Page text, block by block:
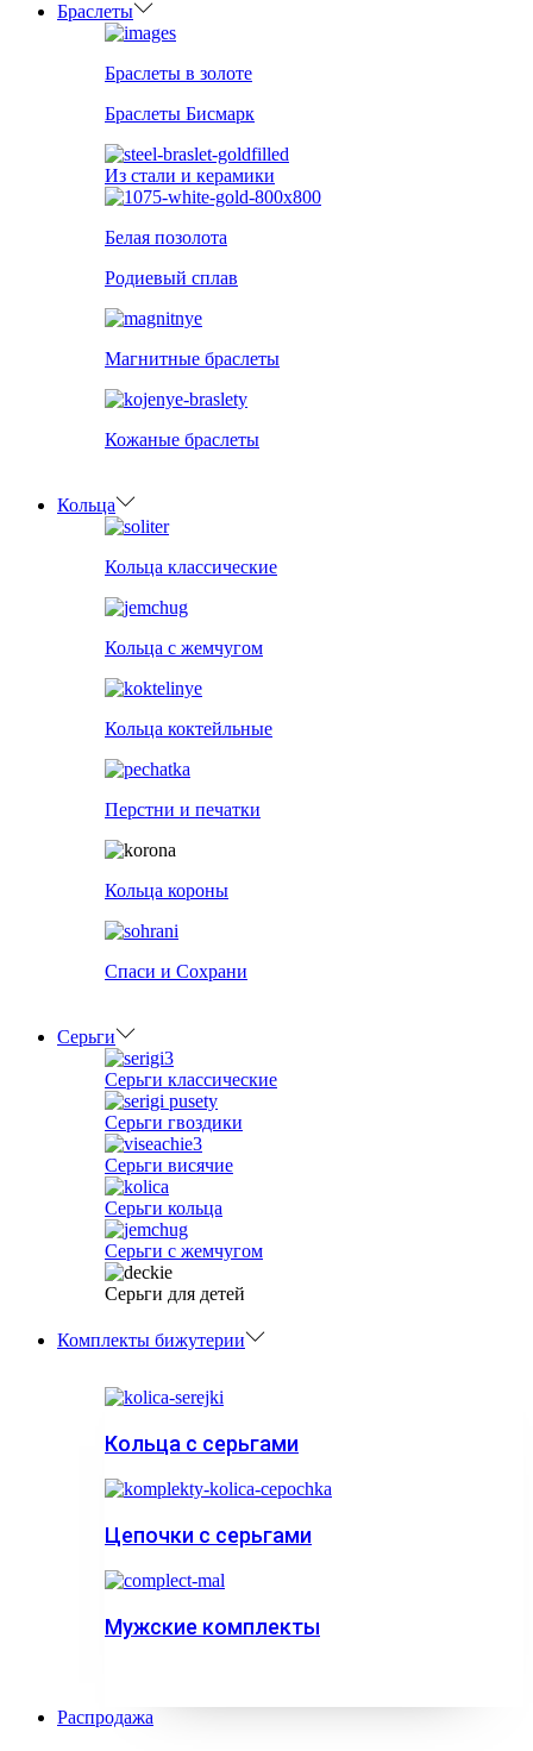
Браслеты
Браслеты в золоте
Браслеты Бисмарк
Из стали и керамики
Белая позолота
Родиевый сплав
Магнитные браслеты
Кожаные браслеты
Кольца
Кольца классические
Кольца с жемчугом
Кольца коктейльные
Перстни и печатки
Кольца короны
Спаси и Сохрани
Серьги
Серьги классические
Серьги гвоздики
Серьги висячие
Серьги кольца
Серьги с жемчугом
Серьги для детей
Комплекты бижутерии
Кольца с серьгами
Цепочки с серьгами
Мужские комплекты
Распродажа